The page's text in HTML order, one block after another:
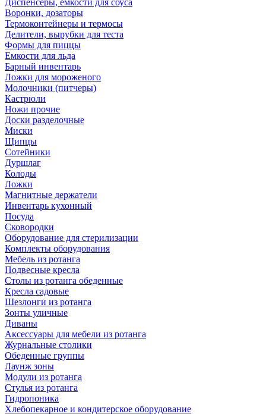
Диспенсеры, емкости для соуса
Воронки, дозаторы
Термоконтейнеры и термосы
Делители, вырубки для теста
Формы для пиццы
Емкости для льда
Барный инвентарь
Ложки для мороженого
Молочники (питчеры)
Кастрюли
Ножи прочие
Доски разделочные
Миски
Щипцы
Сотейники
Дуршлаг
Колоды
Ложки
Магнитные держатели
Инвентарь кухонный
Посуда
Сковородки
Оборудование для стерилизации
Комплекты оборудования
Мебель из ротанга
Подвесные кресла
Столы из ротанга обеденные
Кресла садовые
Шезлонги из ротанга
Зонты уличные
Диваны
Аксессуары для мебели из ротанга
Журнальные столики
Обеденные группы
Лаунж зоны
Модули из ротанга
Стулья из ротанга
Гидропоника
Хлебопекарное и кондитерское оборудование